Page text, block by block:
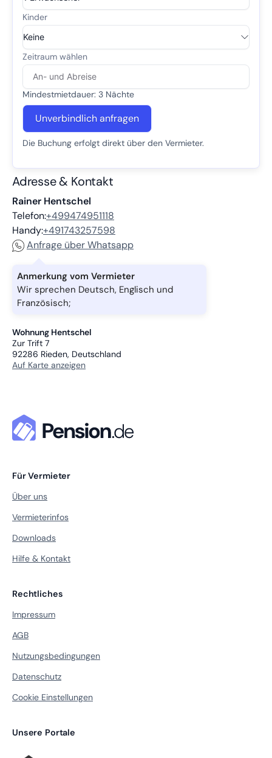
Mindestmietdauer: 3 Nächte
Unverbindlich anfragen
Die Buchung erfolgt direkt über den Vermieter.
Adresse & Kontakt
Rainer Hentschel
Telefon:+499474951118
Handy:+491743257598
Anfrage über Whatsapp
Anmerkung vom Vermieter
Wir sprechen Deutsch, Englisch und
Französisch;
Wohnung Hentschel
Zur Trift 7
92286 Rieden, Deutschland
Auf Karte anzeigen
Für Vermieter
Über uns
Vermieterinfos
Downloads
Hilfe & Kontakt
Rechtliches
Impressum
AGB
Nutzungsbedingungen
Datenschutz
Cookie Einstellungen
Unsere Portale